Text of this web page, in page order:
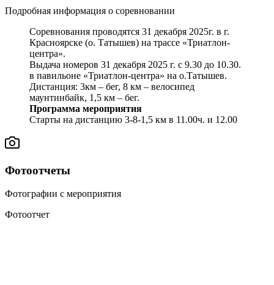
Подробная информация о соревновании
Соревнования проводятся 31 декабря 2025г. в г.
Красноярске (о. Татышев) на трассе «Триатлон-
центра».
Выдача номеров 31 декабря 2025 г. с 9.30 до 10.30.
в павильоне «Триатлон-центра» на о.Татышев.
Дистанция: 3км – бег, 8 км – велосипед
маунтинбайк, 1,5 км – бег.
Программа мероприятия
Старты на дистанцию 3-8-1,5 км в 11.00ч. и 12.00
Фотоотчеты
Фотографии с мероприятия
Фотоотчет